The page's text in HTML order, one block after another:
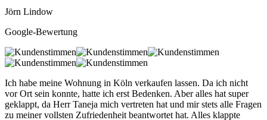
Jörn Lindow
Google-Bewertung
Ich habe meine Wohnung in Köln verkaufen lassen. Da ich nicht
vor Ort sein konnte, hatte ich erst Bedenken. Aber alles hat super
geklappt, da Herr Taneja mich vertreten hat und mir stets alle Fragen
zu meiner vollsten Zufriedenheit beantwortet hat. Alles klappte